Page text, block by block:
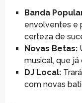
Banda
envolventes e
certeza de
Novas Betas:
musical, que
DJ Local:
com novas